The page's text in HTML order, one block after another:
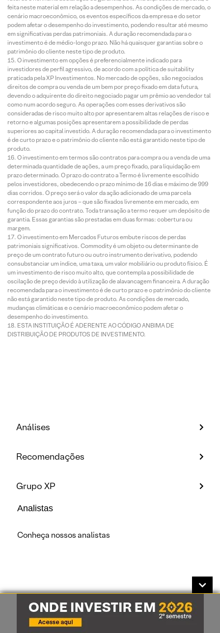
feita neste material em relação a desempenhos. As condições de mercado, o
cenário macroeconômico, os eventos específicos da empresa e do setor
podem afetar o desempenho do investimento, podendo resultar até mesmo
em significativas perdas patrimoniais. A duração recomendada para o
investimento é de médio-longo prazo. Não há quaisquer garantias sobre o
patrimônio do cliente neste tipo de produto.
O investimento em opções é preferencialmente indicado para
investidores de perfil agressivo, de acordo com a política de suitability
praticada pela XP Investimentos. No mercado de opções, são negociados
direitos de compra ou venda de um bem por preço fixado em data futura,
devendo o adquirente do direito negociado pagar um prêmio ao vendedor tal
como num acordo seguro. As operações com esses derivativos são
consideradas de risco muito alto por apresentarem altas relações de risco e
retorno e algumas posições apresentarem a possibilidade de perdas
superiores ao capital investido. A duração recomendada para o investimento
é de curto prazo e o patrimônio do cliente não está garantido neste tipo de
produto.
O investimento em termos são contratos para compra ou a venda de uma
determinada quantidade de ações, a um preço fixado, para liquidação em
prazo determinado. O prazo do contrato a Termo é livremente escolhido
pelos investidores, obedecendo o prazo mínimo de 16 dias e máximo de 999
dias corridos. O preço será o valor da ação adicionado de uma parcela
correspondente aos juros – que são fixados livremente em mercado, em
função do prazo do contrato. Toda transação a termo requer um depósito de
garantia. Essas garantias são prestadas em duas formas: cobertura ou
margem.
O investimento em Mercados Futuros embute riscos de perdas
patrimoniais significativos. Commodity é um objeto ou determinante de
preço de um contrato futuro ou outro instrumento derivativo, podendo
consubstanciar um índice, uma taxa, um valor mobiliário ou produto físico. É
um investimento de risco muito alto, que contempla a possibilidade de
oscilação de preço devido à utilização de alavancagem financeira. A duração
recomendada para o investimento é de curto prazo e o patrimônio do cliente
não está garantido neste tipo de produto. As condições de mercado,
mudanças climáticas e o cenário macroeconômico podem afetar o
desempenho do investimento.
ESTA INSTITUIÇÃO É ADERENTE AO CÓDIGO ANBIMA DE
DISTRIBUIÇÃO DE PRODUTOS DE INVESTIMENTO.
Análises
Recomendações
Grupo XP
Analistas
Conheça nossos analistas
A XP Investimentos CCTVM S/A, inscrita sob o CNPJ:
02.332.886/0001-04, é uma instituição financeira